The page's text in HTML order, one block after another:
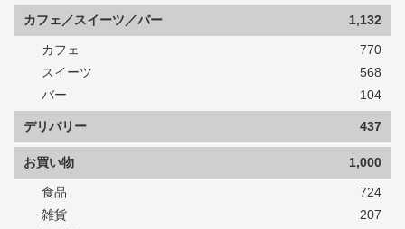
カフェ／スイーツ／バー 1,132
カフェ
770
スイーツ
568
バー
104
デリバリー 437
お買い物 1,000
食品
724
雑貨
207